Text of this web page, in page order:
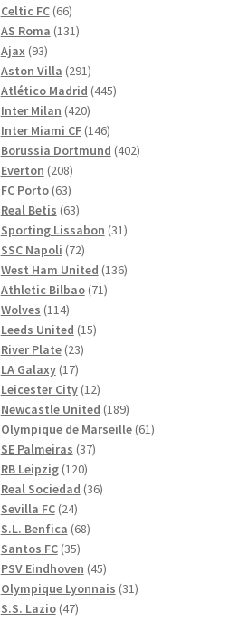
Celtic FC 6666
produkter
AS Roma 131131
Ajax 9393
produkter
Aston Villa 291291
produkter
Atlético Madrid 445445
Inter Milan 420420
produkter
Inter Miami CF 146146
produkter
Borussia Dortmund 402402
Everton 208208
produkter
FC Porto 6363
produkter
Real Betis 6363
produkter
Sporting Lissabon 3131
SSC Napoli 7272
produkter
West Ham United 136136
Athletic Bilbao 7171
Wolves 114114
produkter
Leeds United 1515
River Plate 2323
LA Galaxy 1717
produkter
Leicester City 1212
produkter
Newcastle United 189189
produkter
Olympique de Marseille 6161
SE Palmeiras 3737
RB Leipzig 120120
produkter
Real Sociedad 3636
Sevilla FC 2424
produkter
S.L. Benfica 6868
Santos FC 3535
produkter
PSV Eindhoven 4545
produkter
Olympique Lyonnais 3131
S.S. Lazio 4747